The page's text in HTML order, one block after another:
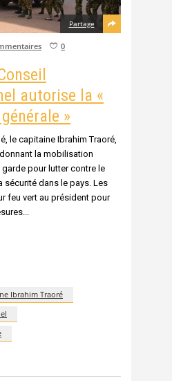
Partage
0
autorise la «
»
le capitaine Ibrahim Traoré,
la mobilisation
pour lutter contre le
sécurité dans le pays. Les
feu vert au président pour
Ibrahim Traoré